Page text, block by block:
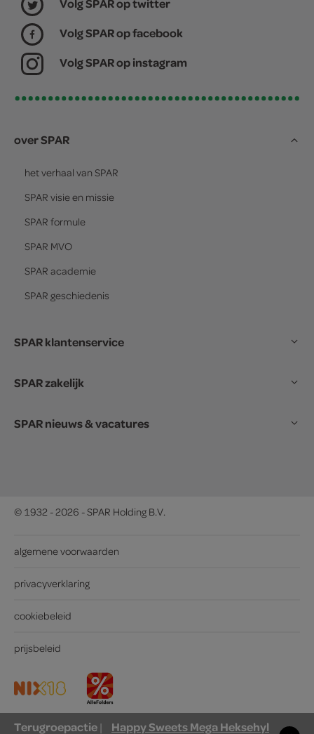
Volg SPAR op facebook
Volg SPAR op instagram
over SPAR
het verhaal van SPAR
SPAR visie en missie
SPAR formule
SPAR MVO
SPAR academie
SPAR geschiedenis
SPAR klantenservice
SPAR zakelijk
SPAR nieuws & vacatures
© 1932 - 2026 - SPAR Holding B.V.
algemene voorwaarden
privacyverklaring
cookiebeleid
prijsbeleid
Terugroepactie| Happy Sweets Mega Heksehyl